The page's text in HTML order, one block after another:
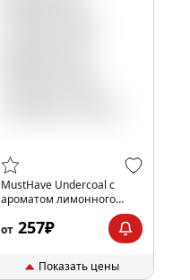
MustHave Undercoal с
ароматом лимонного
от 257₽
Показать цены